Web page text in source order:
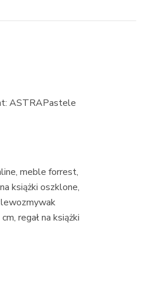
ASTRAPastele
meble forrest,
książki oszklone,
regał na książki